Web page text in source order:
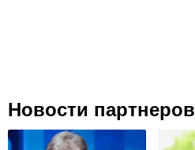
Новости партнеров